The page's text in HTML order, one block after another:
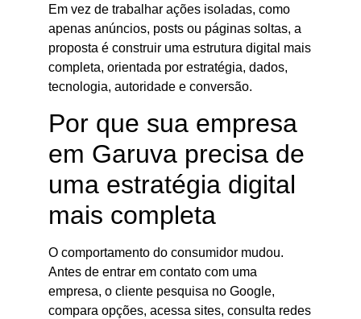
Em vez de trabalhar ações isoladas, como
apenas anúncios, posts ou páginas soltas, a
proposta é construir uma estrutura digital mais
completa, orientada por estratégia, dados,
tecnologia, autoridade e conversão.
Por que sua empresa
em Garuva precisa de
uma estratégia digital
mais completa
O comportamento do consumidor mudou.
Antes de entrar em contato com uma
empresa, o cliente pesquisa no Google,
compara opções, acessa sites, consulta redes